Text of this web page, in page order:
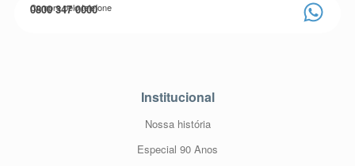
Compre pelo telefone
0800 347 0000
Institucional
Nossa história
Especial 90 Anos